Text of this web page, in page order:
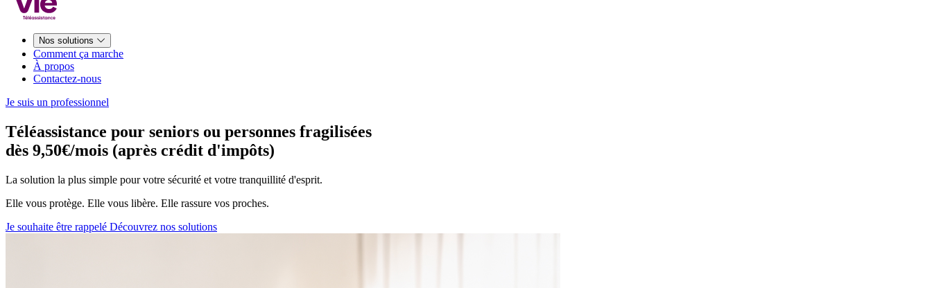
Nos solutions
Comment ça marche
À propos
Contactez-nous
Je suis un professionnel
Téléassistance pour seniors ou personnes fragilisées
dès 9,50€/mois (après crédit d'impôts)
La solution la plus simple pour votre sécurité et votre tranquillité d'esprit.
Elle vous protège. Elle vous libère. Elle rassure vos proches.
Je souhaite être rappelé Découvrez nos solutions